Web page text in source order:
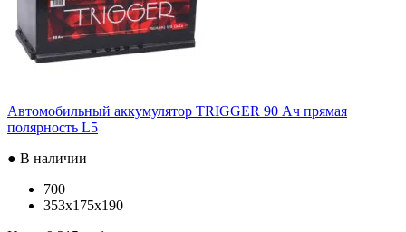
Автомобильный аккумулятор TRIGGER 90 Ач прямая
полярность L5
● В наличии
700
353x175x190